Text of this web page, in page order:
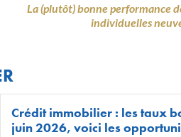
La (plutôt) bonne performance
individuelles
Crédit immobilier : les taux
juin 2026, voici les